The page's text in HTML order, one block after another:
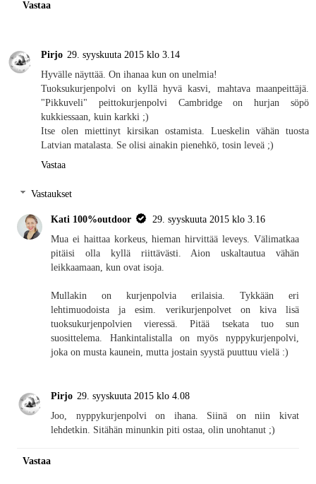
Vastaa
Pirjo 29. syyskuuta 2015 klo 3.14
Hyvälle näyttää. On ihanaa kun on unelmia!
Tuoksukurjenpolvi on kyllä hyvä kasvi, mahtava maanpeittäjä.
"Pikkuveli" peittokurjenpolvi Cambridge on hurjan söpö
kukkiessaan, kuin karkki ;)
Itse olen miettinyt kirsikan ostamista. Lueskelin vähän tuosta
Latvian matalasta. Se olisi ainakin pienehkö, tosin leveä ;)
Vastaa
Vastaukset
Kati 100%outdoor
29. syyskuuta 2015 klo 3.16
Mua ei haittaa korkeus, hieman hirvittää leveys. Välimatkaa
pitäisi olla kyllä riittävästi. Aion uskaltautua vähän
leikkaamaan, kun ovat isoja.
Mullakin on kurjenpolvia erilaisia. Tykkään eri
lehtimuodoista ja esim. verikurjenpolvet on kiva lisä
tuoksukurjenpolvien vieressä. Pitää tsekata tuo sun
suosittelema. Hankintalistalla on myös nyppykurjenpolvi,
joka on musta kaunein, mutta jostain syystä puuttuu vielä :)
Pirjo 29. syyskuuta 2015 klo 4.08
Joo, nyppykurjenpolvi on ihana. Siinä on niin kivat
lehdetkin. Sitähän minunkin piti ostaa, olin unohtanut ;)
Vastaa